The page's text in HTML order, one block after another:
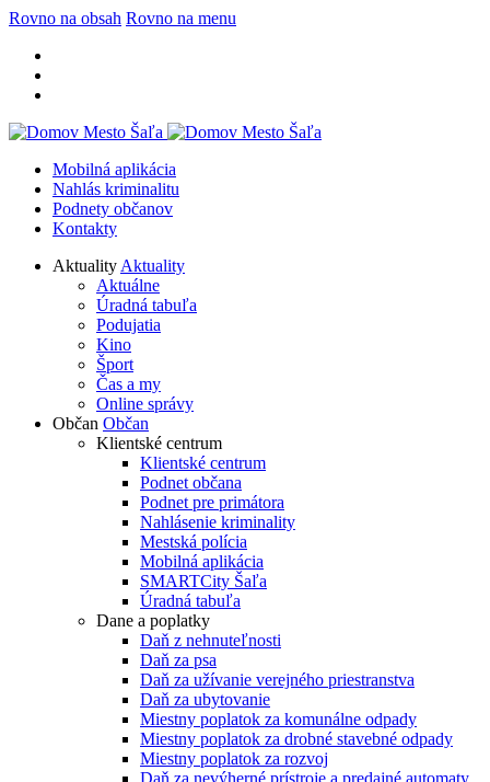
Rovno na obsah Rovno na menu
Mobilná aplikácia
Nahlás kriminalitu
Podnety občanov
Kontakty
Aktuality Aktuality
Aktuálne
Úradná tabuľa
Podujatia
Kino
Šport
Čas a my
Online správy
Občan Občan
Klientské centrum
Klientské centrum
Podnet občana
Podnet pre primátora
Nahlásenie kriminality
Mestská polícia
Mobilná aplikácia
SMARTCity Šaľa
Úradná tabuľa
Dane a poplatky
Daň z nehnuteľnosti
Daň za psa
Daň za užívanie verejného priestranstva
Daň za ubytovanie
Miestny poplatok za komunálne odpady
Miestny poplatok za drobné stavebné odpady
Miestny poplatok za rozvoj
Daň za nevýherné prístroje a predajné automaty